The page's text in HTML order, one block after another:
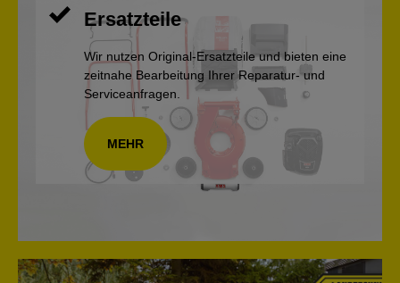
Ersatzteile
Wir nutzen Original-Ersatzteile und bieten eine
zeitnahe Bearbeitung Ihrer Reparatur- und
Serviceanfragen.
MEHR